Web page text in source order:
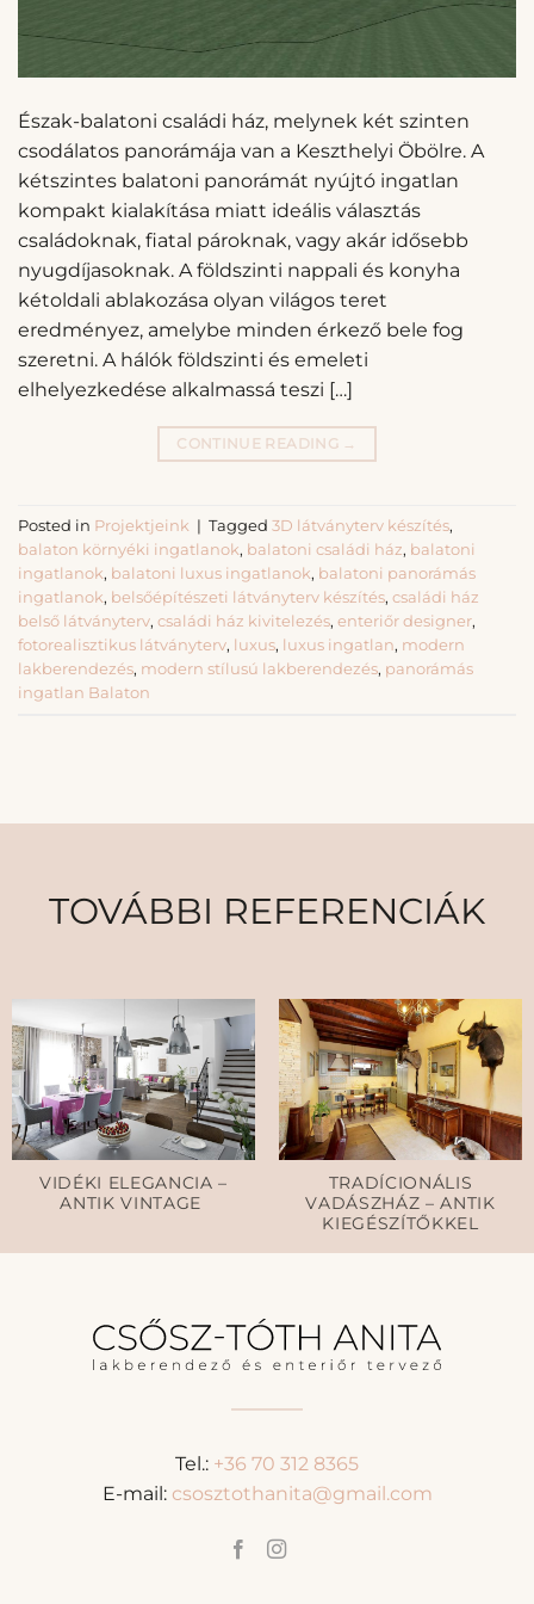
Észak-balatoni családi ház, melynek két szinten
csodálatos panorámája van a Keszthelyi Öbölre. A
kétszintes balatoni panorámát nyújtó ingatlan
kompakt kialakítása miatt ideális választás
családoknak, fiatal pároknak, vagy akár idősebb
nyugdíjasoknak. A földszinti nappali és konyha
kétoldali ablakozása olyan világos teret
eredményez, amelybe minden érkező bele fog
szeretni. A hálók földszinti és emeleti
elhelyezkedése alkalmassá teszi […]
CONTINUE READING →
Posted in Projektjeink | Tagged 3D látványterv készítés,
balaton környéki ingatlanok, balatoni családi ház, balatoni
ingatlanok, balatoni luxus ingatlanok, balatoni panorámás
ingatlanok, belsőépítészeti látványterv készítés, családi ház
belső látványterv, családi ház kivitelezés, enteriőr designer,
fotorealisztikus látványterv, luxus, luxus ingatlan, modern
lakberendezés, modern stílusú lakberendezés, panorámás
ingatlan Balaton
TOVÁBBI REFERENCIÁK
VIDÉKI ELEGANCIA –
ANTIK VINTAGE
TRADÍCIONÁLIS
VADÁSZHÁZ – ANTIK
KIEGÉSZÍTŐKKEL
Tel.: +36 70 312 8365
E-mail: csosztothanita@gmail.com